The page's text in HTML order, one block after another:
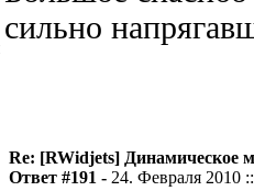
сильно
Re: [RWidjets] Динамическое
Ответ #191 - 24. Февраля 2010